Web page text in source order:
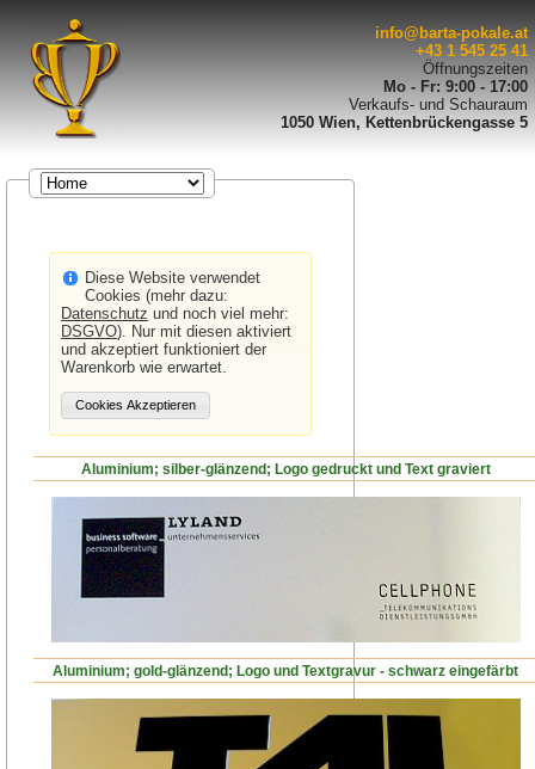
info@barta-pokale.at
+43 1 545 25 41
Öffnungszeiten
Mo - Fr: 9:00 - 17:00
Verkaufs- und Schauraum
1050 Wien, Kettenbrückengasse 5
Diese Website verwendet
Cookies (mehr dazu:
Datenschutz und noch viel mehr:
DSGVO). Nur mit diesen aktiviert
und akzeptiert funktioniert der
Warenkorb wie erwartet.
Aluminium; silber-glänzend; Logo gedruckt und Text graviert
Aluminium; gold-glänzend; Logo und Textgravur - schwarz eingefärbt